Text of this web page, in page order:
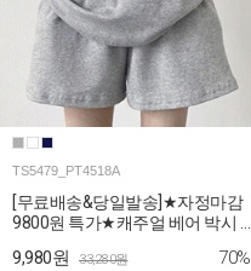
TS5479_PT4518A
[무료배송&당일발송]★자정마감
9800원 특가★캐주얼 베어 박시 티
9,980원 33,280원 70%